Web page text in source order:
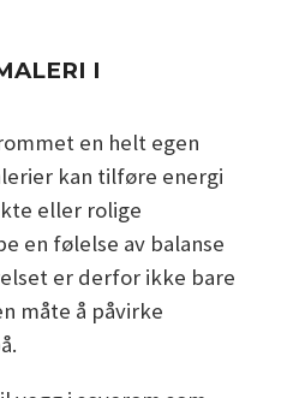
I
en helt egen
kan tilføre energi
eller rolige
en følelse av balanse
er derfor ikke bare
måte å påvirke